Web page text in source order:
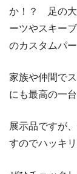
か！？ 足の大
ーツやスキー
のカスタムパ
家族や仲間で
にも最高の一
展示品ですが
すのでハッキ